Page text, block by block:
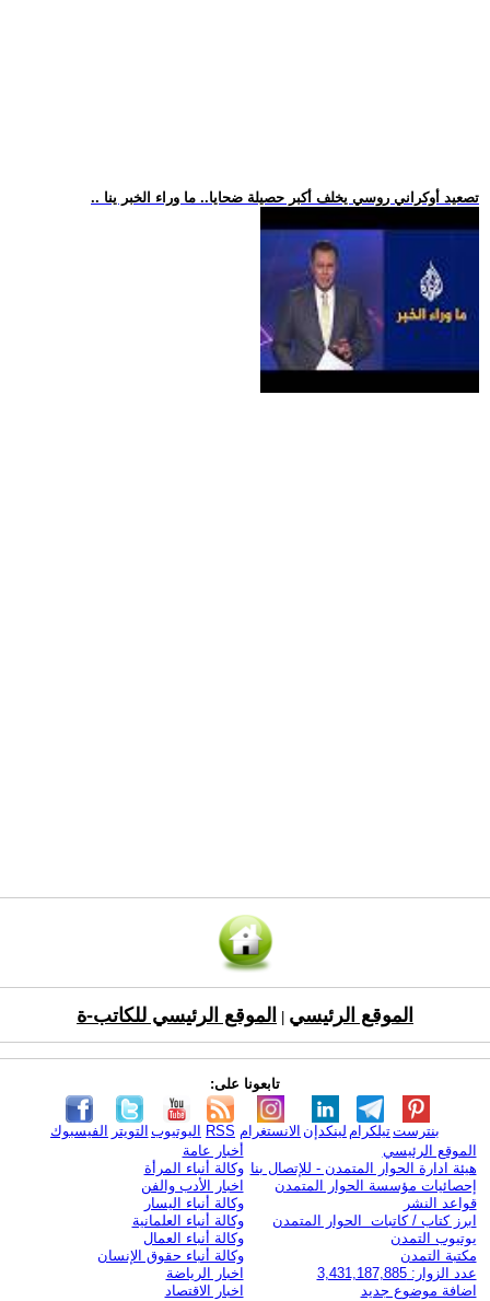
.. تصعيد أوكراني روسي يخلف أكبر حصيلة ضحايا.. ما وراء الخبر ينا
الموقع الرئيسي الموقع الرئيسي للكاتب-ة
تابعونا على:
الفيسبوك التويتر اليوتيوب RSS الانستغرام لينكدإن تيلكرامبنترست
الموقع الرئيسي
هيئة ادارة الحوار المتمدن - للإتصال بنا
إحصائيات مؤسسة الحوار المتمدن
قواعد النشر
ابرز كتاب / كاتبات الحوار المتمدن
يوتيوب التمدن
مكتبة التمدن
عدد الزوار: 3,431,187,885
اضافة موضوع جديد
أخبار عامة
وكالة أنباء المرأة
اخبار الأدب والفن
وكالة أنباء اليسار
وكالة أنباء العلمانية
وكالة أنباء العمال
وكالة أنباء حقوق الإنسان
اخبار الرياضة
اخبار الاقتصاد